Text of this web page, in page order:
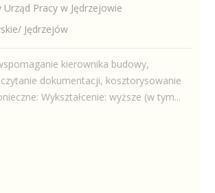
Pracy w Jędrzejowie
Jędrzejów
kierownika budowy,
dokumentacji, kosztorysowanie
Wykształcenie: wyższe (w tym...